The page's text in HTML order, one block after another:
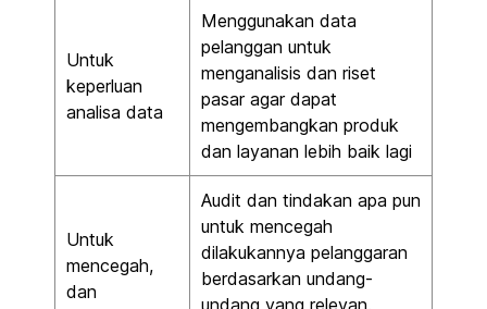
Untuk
keperluan
analisa data
Menggunakan data
pelanggan untuk
menganalisis dan riset
pasar agar dapat
mengembangkan produk
dan layanan lebih baik lagi
Untuk
mencegah,
dan
Audit dan tindakan apa pun
untuk mencegah
dilakukannya pelanggaran
berdasarkan undang-
undang yang relevan,